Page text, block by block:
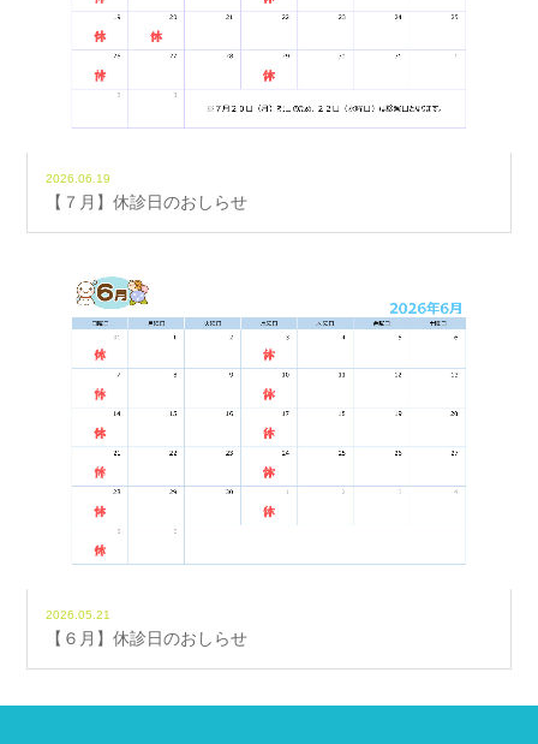
2026.06.19
【７月】休診日のおしらせ
2026.05.21
【６月】休診日のおしらせ